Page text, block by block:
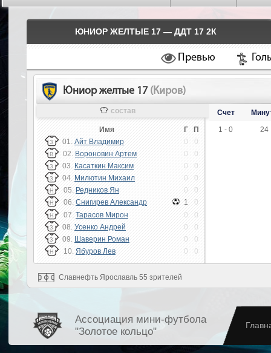
ЮНИОР ЖЕЛТЫЕ 17 — ДДТ 17 2К
Превью
Юниор желтые 17 (Киров)
состав
Имя Г П
З 01. Айт Владимир 0 0
В 02. Вороновин Артем 0 0
З 03. Касаткин Максим 0 0
З 04. Милютин Михаил 0 0
Н 05. Редников Ян 0 0
Н 06. Снигирев Александр 1 0
Н 07. Тарасов Мирон 0 0
З 08. Усенко Андрей 0 0
З 09. Шаверин Роман 0 0
Н 10. Ябуров Лев 0 0
Счет
1 - 0
24
Славнефть Ярославль 55 зрителей
Ассоциация мини-футбола
"Золотое кольцо"